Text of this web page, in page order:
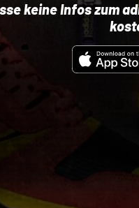
keine Infos zum